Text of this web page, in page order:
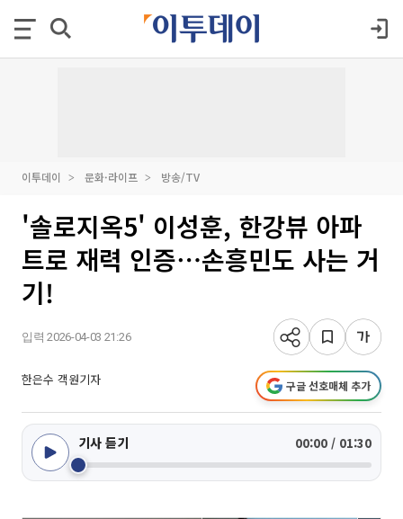
이투데이 문화·라이프 방송/TV
'솔로지옥5' 이성훈, 한강뷰 아파
트로 재력 인증⋯손흥민도 사는 거
기!
입력 2026-04-03 21:26
한은수 객원기자 구글 선호매체 추가
기사 듣기 00:00 / 01:30